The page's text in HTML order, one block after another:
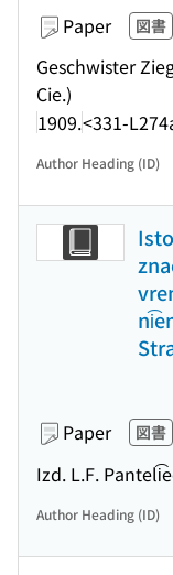
Paper 図書
Geschwister
Cie.)
1909.<331-
Author Heading (ID)
Paper 図書
Izd. L.F.
Author Heading (ID)